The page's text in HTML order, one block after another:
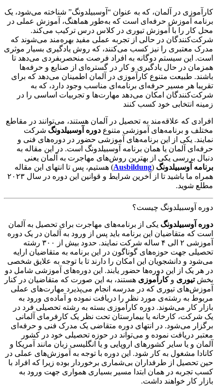
کارآموزی در آلمان، که به عنوان “آوسبیلدونگ” شناخته می‌شود، یک
برنامه آموزش حرفه‌ای است که به‌طور هماهنگ، آموزش عملی در
محل کار را با آموزش تیوری در کلاس درس ترکیب می‌کند.
شرکت‌کنندگان در حالی از تجربه عملی مفید بهره‌مند می‌شوند که
مدرک معتبری را نیز کسب می‌کنند، که روش یادگیری بسیار موثری
است. این سیستم دوگانه به افراد فرصت منحصربفردی می‌دهد تا
همزمان در حال یادگیری و کار در گستره‌ای از صنایع و حرفه‌ها
باشند. طبیعت متنوع کارآموزی در آلمان اطمینان می‌دهد که برای
تقریبا هر مسیر حرفه‌ای برنامه‌ای مناسب وجود دارد، که به
شرکت‌کنندگان امکان می‌دهد مهارت‌ها و تجربیات اساسی را در
زمینه انتخابی خود کسب کنند
افرادی که علاقه‌مند به تحصیل در آلمان هستند، می‌توانند در مقاطع
مختلف و برنامه‌های آموزشی متنوع دوره آوسبیلدونگ شرکت
نمایند. یکی از این برنامه‌های آموزشی حضور در دوره‌های فنی و
حرفه‌ای آلمان یا همان برنامه آوسبیلدونگ است. در این مقاله به
دنبال بررسی یکی از بهترین روش‌های مهاجرت به آلمان یعنی
برنامه آوسبیلدونگ (
Ausbildung) هستیم، پس تا انتهای این مقاله
همراه ما باشید تا از آخرین شرایط و قوانین این دوره در سال ۲۰۲۳
مطلع شوید.
دوره آوسبیلدونگ چیست؟
دوره آوسبیلدونگ یکی از برنامه‌های مهاجرت برای تحصیل به آلمان
است که متقاضیان این برنامه باید پس از ورود به آلمان در یک دوره
آموزشی ۲ الی ۴ ساله شرکت نمایند. حدود بیش از ۳۰۰ رشته
تحصیلی جهت حوزه‌های گوناگون در این برنامه به متقاضیان ارایه
می‌شود و دانشجویان این امکان را دارند تا با توجه به علایق شخصی
در هر یک از این دوره‌ها حضور یابند. این دوره‌های آموزشی شامل دو
بخشتیوری وکارآموزی هستند، به این صورت که متقاضیان در کنار
آموزش‌های تیوری که در مدرسه انجام می‌پذیرد مهارت‌های عملی
مربوط به رشته‌ی مورد نظر را دریافت نموده و آماده‌ی ورود به
بازار کار می‌شوند. دوره کارآموزی بسته به رشته تحصیلی فرد در
یک شرکت، کارخانه یا بیمارستان تحت نظر یک کارفرمای آلمانی
برگزار می‌شود. در انتهای دوره متقاضی یک مدرک فنی و حرفه‌ای
معتبر دریافت نموده و می‌تواند در حوزه تحصیلی خود در کشور
آلمان و یا سایر کشورهای اروپایی و یا انگلیسی زبان مانند آمریکا و
کانادا مشغول به کار شود. این دوره با توجه به آموزش‌های عملی در
حین تحصیل از طرفداران بی‌شماری برخوردار بوده زیرا که افراد با
کسب تجربه در همان ابتدا مسیر بسیاری همواری جهت ورود به
بازار کار خواهند داشت.